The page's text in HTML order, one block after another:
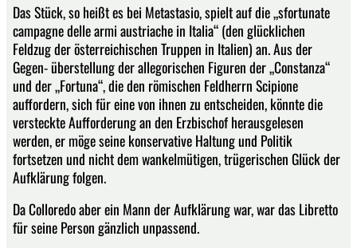
Das Stück, so heißt es bei Metastasio, spielt auf die „sfortunate
campagne delle armi austriache in Italia“ (den glücklichen
Feldzug der österreichischen Truppen in Italien) an. Aus der
Gegen- überstellung der allegorischen Figuren der „Constanza“
und der „Fortuna“, die den römischen Feldherrn Scipione
auffordern, sich für eine von ihnen zu entscheiden, könnte die
versteckte Aufforderung an den Erzbischof herausgelesen
werden, er möge seine konservative Haltung und Politik
fortsetzen und nicht dem wankelmütigen, trügerischen Glück der
Aufklärung folgen.
Da Colloredo aber ein Mann der Aufklärung war, war das Libretto
für seine Person gänzlich unpassend.